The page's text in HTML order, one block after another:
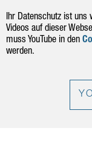
Ihr Datenschutz ist uns
Videos auf dieser
muss YouTube in den
werden.